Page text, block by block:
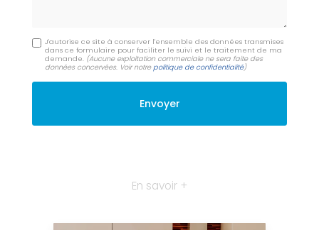
J'autorise ce site à conserver l'ensemble des données transmises
dans ce formulaire pour faciliter le suivi et le traitement de ma
demande. (Aucune exploitation commerciale ne sera faite des
données concervées. Voir notrepolitique de confidentialité)
En savoir +